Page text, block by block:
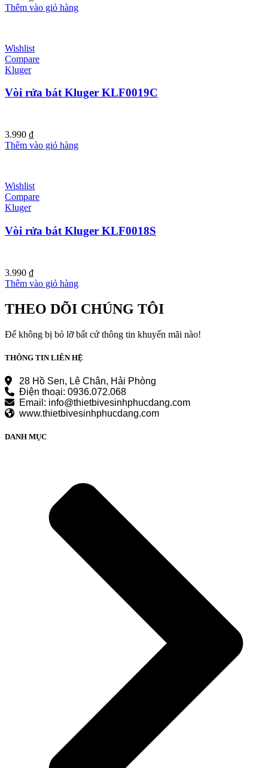
Thêm vào giỏ hàng
Wishlist
Compare
Kluger
Vòi rửa bát Kluger KLF0019C
3.990 ₫
Thêm vào giỏ hàng
Wishlist
Compare
Kluger
Vòi rửa bát Kluger KLF0018S
3.990 ₫
Thêm vào giỏ hàng
THEO DÕI CHÚNG TÔI
Để không bị bỏ lỡ bất cứ thông tin khuyến mãi nào!
THÔNG TIN LIÊN HỆ
28 Hồ Sen, Lê Chân, Hải Phòng
Điện thoại: 0936.072.068
Email: info@thietbivesinhphucdang.com
www.thietbivesinhphucdang.com
DANH MỤC